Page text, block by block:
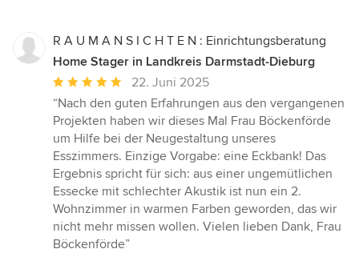
R A U M A N S I C H T E N : Einrichtungsberatung
Home Stager in Landkreis Darmstadt-Dieburg
Durchschnittliche
Bewertung:
5
von
5
Sternen
22. Juni 2025
“Nach den guten Erfahrungen aus den vergangenen
Projekten haben wir dieses Mal Frau Böckenförde
um Hilfe bei der Neugestaltung unseres
Esszimmers. Einzige Vorgabe: eine Eckbank! Das
Ergebnis spricht für sich: aus einer ungemütlichen
Essecke mit schlechter Akustik ist nun ein 2.
Wohnzimmer in warmen Farben geworden, das wir
nicht mehr missen wollen. Vielen lieben Dank, Frau
Böckenförde”